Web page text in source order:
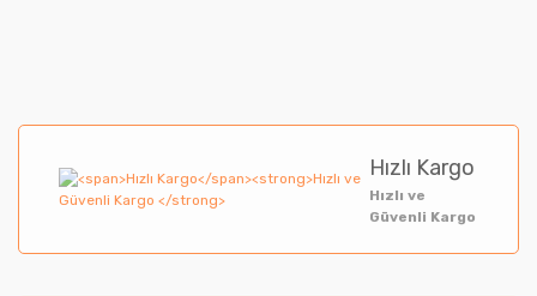
Hızlı Kargo
Hızlı ve
Güvenli Kargo